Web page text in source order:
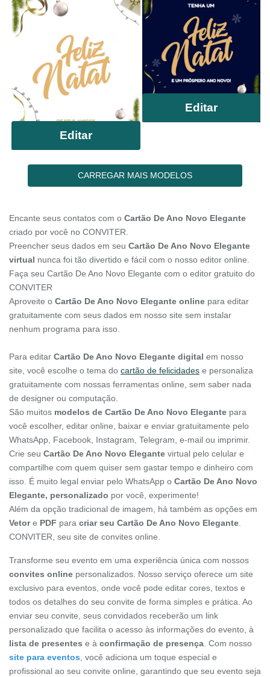
Editar
Editar
CARREGAR MAIS MODELOS
Encante seus contatos com o Cartão De Ano Novo Elegante
criado por você no CONVITER.
Preencher seus dados em seu Cartão De Ano Novo Elegante
virtual nunca foi tão divertido e fácil com o nosso editor online.
Faça seu Cartão De Ano Novo Elegante com o editor gratuito do
CONVITER
Aproveite o Cartão De Ano Novo Elegante online para editar
gratuitamente com seus dados em nosso site sem instalar
nenhum programa para isso.
Para editar Cartão De Ano Novo Elegante digital em nosso
site, você escolhe o tema do cartão de felicidades e personaliza
gratuitamente com nossas ferramentas online, sem saber nada
de designer ou computação.
São muitos modelos de Cartão De Ano Novo Elegante para
você escolher, editar online, baixar e enviar gratuitamente pelo
WhatsApp, Facebook, Instagram, Telegram, e-mail ou imprimir.
Crie seu Cartão De Ano Novo Elegante virtual pelo celular e
compartilhe com quem quiser sem gastar tempo e dinheiro com
isso. É muito legal enviar pelo WhatsApp o Cartão De Ano Novo
Elegante, personalizado por você, experimente!
Além da opção tradicional de imagem, há também as opções em
Vetore PDF para criar seu Cartão De Ano Novo Elegante.
CONVITER, seu site de convites online.
Transforme seu evento em uma experiência única com nossos
convites online personalizados. Nosso serviço oferece um site
exclusivo para eventos, onde você pode editar cores, textos e
todos os detalhes do seu convite de forma simples e prática. Ao
enviar seu convite, seus convidados receberão um link
personalizado que facilita o acesso às informações do evento, à
lista de presentes e à confirmação de presença. Com nosso
site para eventos, você adiciona um toque especial e
profissional ao seu convite online, garantindo que seu evento seja